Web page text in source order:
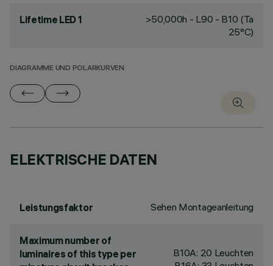
Lifetime LED 1
>50,000h - L90 - B10 (Ta
25°C)
DIAGRAMME UND POLARKURVEN
ELEKTRISCHE DATEN
Leistungsfaktor Sehen Montageanleitung
Maximum number of
luminaires of this type per
B10A: 20 Leuchten